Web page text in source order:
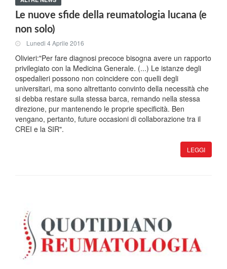
Le nuove sfide della reumatologia lucana (e
non solo)
Lunedi 4 Aprile 2016
Olivieri:"Per fare diagnosi precoce bisogna avere un rapporto
privilegiato con la Medicina Generale. (...) Le istanze degli
ospedalieri possono non coincidere con quelli degli
universitari, ma sono altrettanto convinto della necessità che
si debba restare sulla stessa barca, remando nella stessa
direzione, pur mantenendo le proprie specificità. Ben
vengano, pertanto, future occasioni di collaborazione tra il
CREI e la SIR".
LEGGI